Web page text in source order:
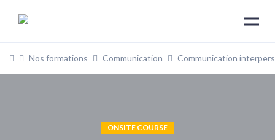
Nos formations Communication Communication
ONSITE COURSE